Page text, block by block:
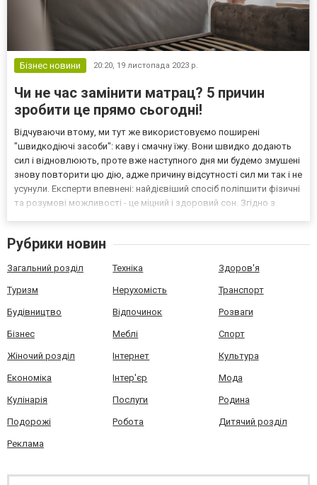
Бізнес новини 20:20, 19 листопада 2023 р.
Чи не час замінити матрац? 5 причин
зробити це прямо сьогодні!
Відчуваючи втому, ми тут же використовуємо поширені
"швидкодіючі засоби": каву і смачну їжу. Вони швидко додають
сил і відновлюють, проте вже наступного дня ми будемо змушені
знову повторити цю дію, адже причину відсутності сил ми так і не
усунули. Експерти впевнені: найдієвіший спосіб поліпшити фізичні
та розумові можливості - це міцний і здоровий сон. Згідно з
Рубрики новин
Загальний розділ Техніка Здоров'я
Туризм Нерухомість Транспорт
Будівництво Відпочинок Розваги
Бізнес Меблі Спорт
Жіночий розділ Інтернет Культура
Економіка Інтер'єр Мода
Кулінарія Послуги Родина
Подорожі Робота Дитячий розділ
Реклама